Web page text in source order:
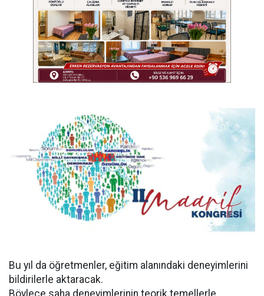
Bu yıl da öğretmenler, eğitim alanındaki deneyimlerini
bildirilerle aktaracak.